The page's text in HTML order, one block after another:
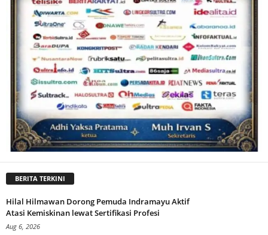
BERITA TERKINI
Hilal Hilmawan Dorong Pemuda Indramayu Aktif
Atasi Kemiskinan lewat Sertifikasi Profesi
Aug 6, 2026